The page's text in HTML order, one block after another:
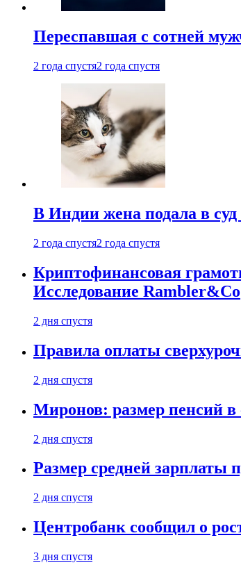
Переспавшая с сотней
2 года спустя2 года спустя
В Индии жена подала в
2 года спустя2 года спустя
Криптофинансовая
Исследование Rambler&Co
2 дня спустя
Правила оплаты
2 дня спустя
Миронов: размер пенсий в
2 дня спустя
Размер средней зарплаты
2 дня спустя
Центробанк сообщил о
3 дня спустя